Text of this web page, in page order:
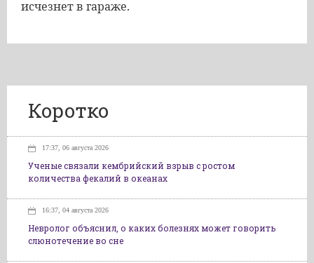
исчезнет в гараже.
Коротко
17:37, 06 августа 2026
Ученые связали кембрийский взрыв с ростом
количества фекалий в океанах
16:37, 04 августа 2026
Невролог объяснил, о каких болезнях может говорить
слюнотечение во сне